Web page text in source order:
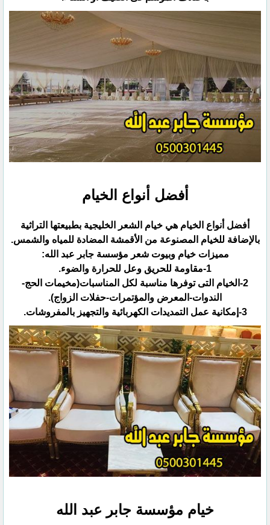
أفضل أنواع الخيام
أفضل أنواع الخيام هي خيام الشعر الخليجية بطبيعتها التراثية
بالإضافة للخيام المصنوعة من الأقمشة المضادة للمياه ‏والشمس.‏
مميزات خيام وبيوت شعر مؤسسة جابر عبد الله:‏
‏2-الخيام التى توفرها مناسبة لكل المناسبات(مخيمات الحج-
الندوات-المعرض والمؤتمرات-حفلات الزواج).‏
‏3-إمكانية عمل التمديدات الكهربائية والتجهيز بالمفروشات.‏
خيام مؤسسة جابر عبد الله